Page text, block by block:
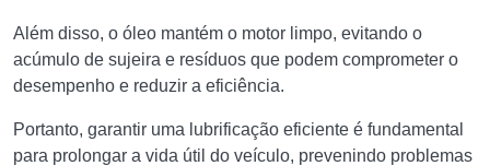
Além disso, o óleo mantém o motor limpo, evitando o
acúmulo de sujeira e resíduos que podem comprometer o
desempenho e reduzir a eficiência.
Portanto, garantir uma lubrificação eficiente é fundamental
para prolongar a vida útil do veículo, prevenindo problemas